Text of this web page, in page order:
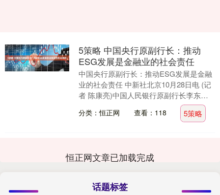
5策略 中国央行原副行长：推动
ESG发展是金融业的社会责任
中国央行原副行长：推动ESG发展是金融
业的社会责任 中新社北京10月28日电 (记
者 陈康亮)中国人民银行原副行长李东荣
28日在北京表示，推动ESG(环境、社
会....
分类：恒正网 查看：118 5策略
恒正网文章已加载完成
话题标签